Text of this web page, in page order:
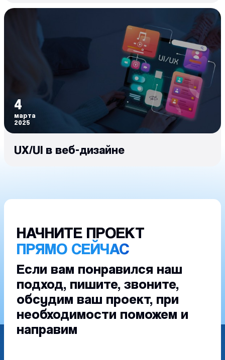
4
марта
2025
UX/UI в веб-дизайне
НАЧНИТЕ ПРОЕКТ
ПРЯМО СЕЙЧАС
Если вам понравился наш
подход, пишите, звоните,
обсудим ваш проект, при
необходимости поможем и
направим